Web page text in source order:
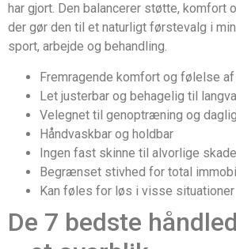
har gjort. Den balancerer støtte, komfort
der gør den til et naturligt førstevalg i
sport, arbejde og behandling.
Fremragende komfort og følelse af
Let justerbar og behagelig til
Velegnet til genoptræning og
Håndvaskbar og holdbar
Ingen fast skinne til alvorlige
Begrænset stivhed for total
Kan føles for løs i visse situationer
De 7 bedste